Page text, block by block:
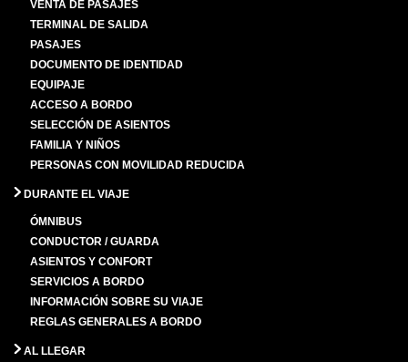
VENTA DE PASAJES
TERMINAL DE SALIDA
PASAJES
DOCUMENTO DE IDENTIDAD
EQUIPAJE
ACCESO A BORDO
SELECCIÓN DE ASIENTOS
FAMILIA Y NIÑOS
PERSONAS CON MOVILIDAD REDUCIDA
DURANTE EL VIAJE
ÓMNIBUS
CONDUCTOR / GUARDA
ASIENTOS Y CONFORT
SERVICIOS A BORDO
INFORMACIÓN SOBRE SU VIAJE
REGLAS GENERALES A BORDO
AL LLEGAR